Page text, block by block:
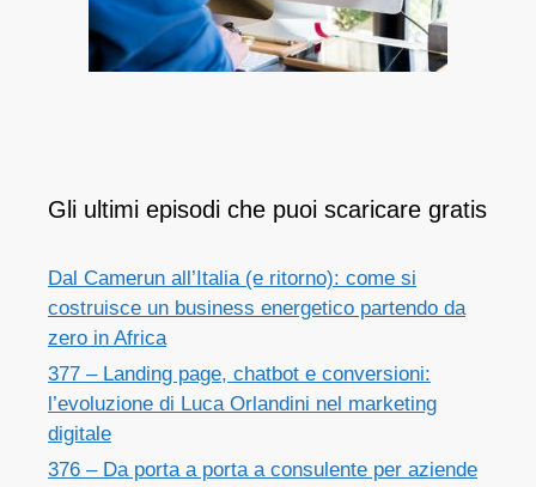
Gli ultimi episodi che puoi scaricare gratis
Dal Camerun all’Italia (e ritorno): come si
costruisce un business energetico partendo da
zero in Africa
377 – Landing page, chatbot e conversioni:
l’evoluzione di Luca Orlandini nel marketing
digitale
376 – Da porta a porta a consulente per aziende